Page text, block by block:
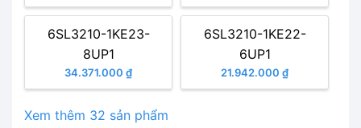
6SL3210-1KE23-
8UP1
34.371.000 ₫
6SL3210-1KE22-
6UP1
21.942.000 ₫
Xem thêm 32 sản phẩm